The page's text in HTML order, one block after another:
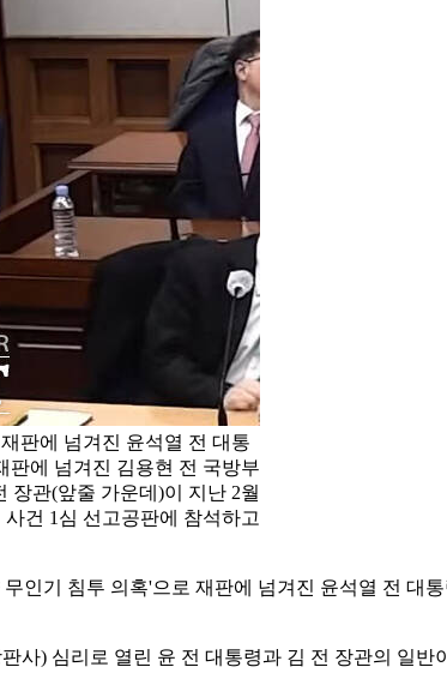
판에 넘겨진 윤석열 전 대통
판에 넘겨진 김용현 전 국방부
장관(앞줄 가운데)이 지난 2월
건 1심 선고공판에 참석하고
인기 침투 의혹'으로 재판에 넘겨진 윤석열 전 대
사) 심리로 열린 윤 전 대통령과 김 전 장관의 일